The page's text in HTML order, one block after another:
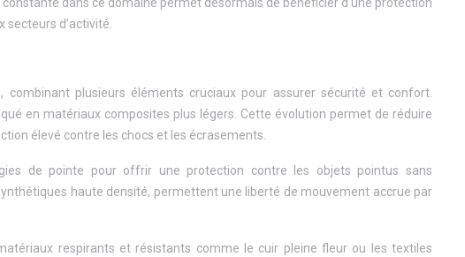
d’activité.
combinant plusieurs éléments cruciaux pour assurer sécurité et confort.
en matériaux composites plus légers. Cette évolution permet de réduire
élevé contre les chocs et les écrasements.
de pointe pour offrir une protection contre les objets pointus sans
haute densité, permettent une liberté de mouvement accrue par
respirants et résistants comme le cuir pleine fleur ou les textiles